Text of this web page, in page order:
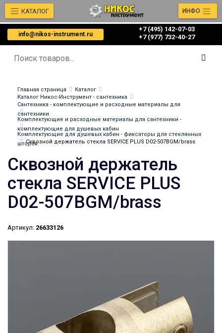
info@nikos-instrument.ru
+7 (495) 142-07-03
‎‎+7 (977) 732-40-27
КАТАЛОГ ИНФО
Главная страница
Каталог
Каталог Никос-Инструмент - сантехника
Сантехника - комплектующие и расходные материалы для
сантехники
Комплектующие и расходные материалы для сантехники -
комплектующие для душевых кабин
Комплектующие для душевых кабин - фиксаторы для стеклянных
шторок
Сквозной держатель стекла SERVICE PLUS D02-507BGM/brass
Сквозной держатель
стекла SERVICE PLUS
D02-507BGM/brass
Артикул: 26633126